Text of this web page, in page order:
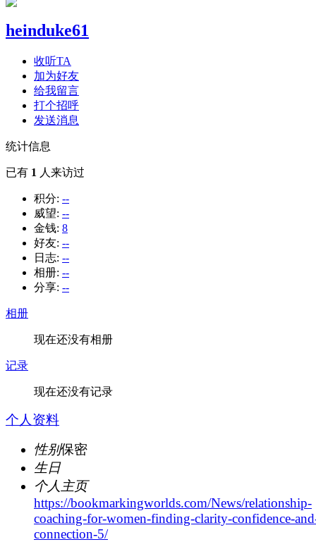
heinduke61
收听TA
加为好友
给我留言
打个招呼
发送消息
统计信息
已有 1 人来访过
积分: --
威望: --
金钱: 8
好友: --
日志: --
相册: --
分享: --
相册
现在还没有相册
记录
现在还没有记录
个人资料
性别保密
生日
个人主页
https://bookmarkingworlds.com/News/relationship-
coaching-for-women-finding-clarity-confidence-
connection-5/